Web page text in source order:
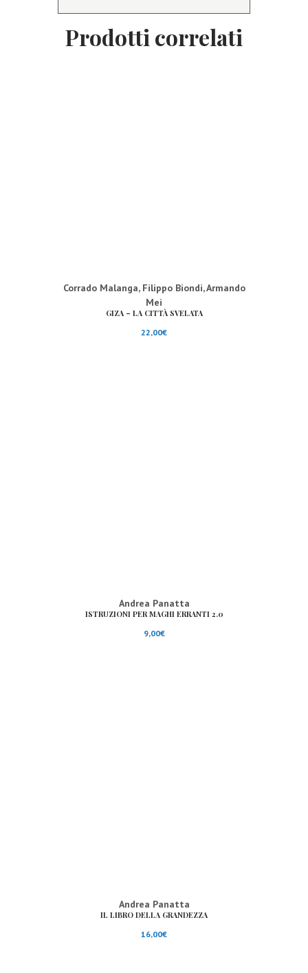
Prodotti correlati
Corrado Malanga, Filippo Biondi,Armando
Mei
GIZA – LA CITTÀ SVELATA
22,00€
Andrea Panatta
ISTRUZIONI PER MAGHI ERRANTI 2.0
9,00€
Andrea Panatta
IL LIBRO DELLA GRANDEZZA
16,00€